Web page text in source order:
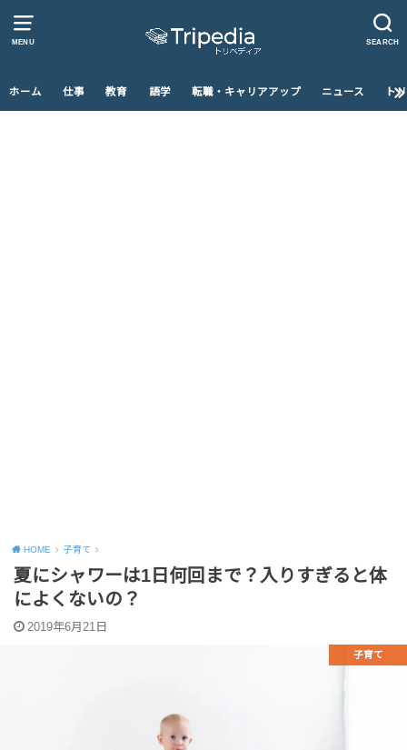
MENU SEARCH
ホーム 仕事 教育 語学 転職・キャリアアップ ニュース ト
HOME 子育て
夏にシャワーは1日何回まで？入りすぎると体
によくないの？
2019年6月21日
子育て